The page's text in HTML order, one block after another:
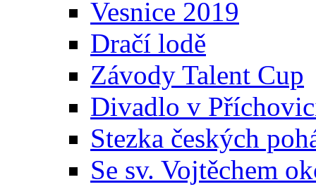
Vesnice 2019
Dračí lodě
Závody Talent Cup
Divadlo v
Stezka českých
Se sv. Vojtěchem